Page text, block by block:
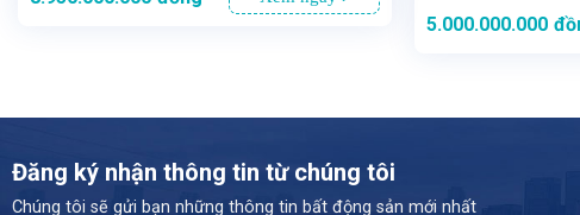
5.000.000.000
Đăng ký nhận thông tin từ chúng tôi
Chúng tôi sẽ gửi bạn những thông tin bất động sản mới nhất